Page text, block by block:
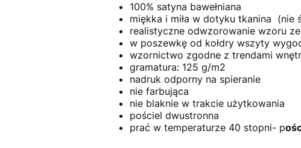
100% satyna bawełniana
miękka i miła w dotyku tkanina (nie
realistyczne odwzorowanie wzoru
w poszewkę od kołdry wszyty
wzornictwo zgodne z trendami
gramatura: 125 g/m2
nadruk odporny na spieranie
nie farbująca
nie blaknie w trakcie użytkowania
pościel dwustronna
prać w temperaturze 40 stopni- p